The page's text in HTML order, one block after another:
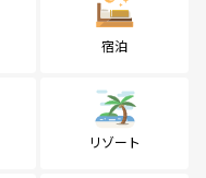
宿泊
リゾート